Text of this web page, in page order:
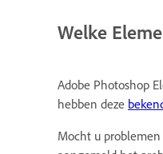
Welke
Adobe Photoshop
hebben deze
Mocht u